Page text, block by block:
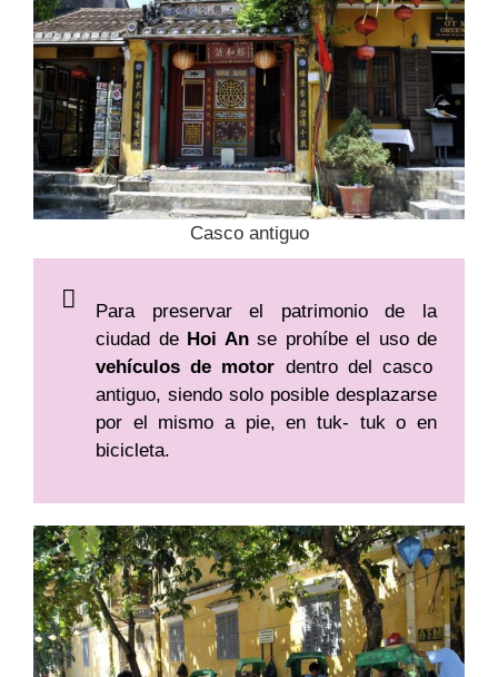
Casco antiguo
Para preservar el patrimonio de la
ciudad de Hoi Anse prohíbe el uso de
vehículos de motor dentro del casco
antiguo, siendo solo posible desplazarse
por el mismo a pie, en tuk- tuk o en
bicicleta.